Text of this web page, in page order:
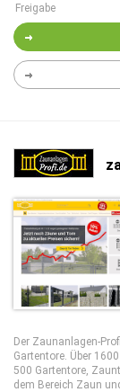
Freigabe
Der Zaunanlagen-
Gartentore. Über
500 Gartentore,
dem Bereich Zaun